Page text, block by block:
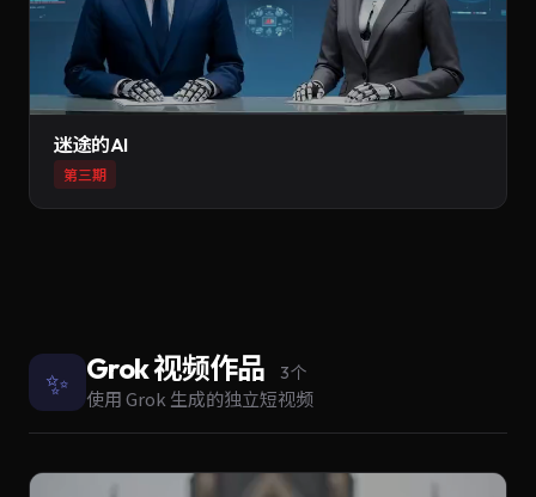
迷途的AI
第三期
✨ Grok 视频作品 3 个
使用 Grok 生成的独立短视频